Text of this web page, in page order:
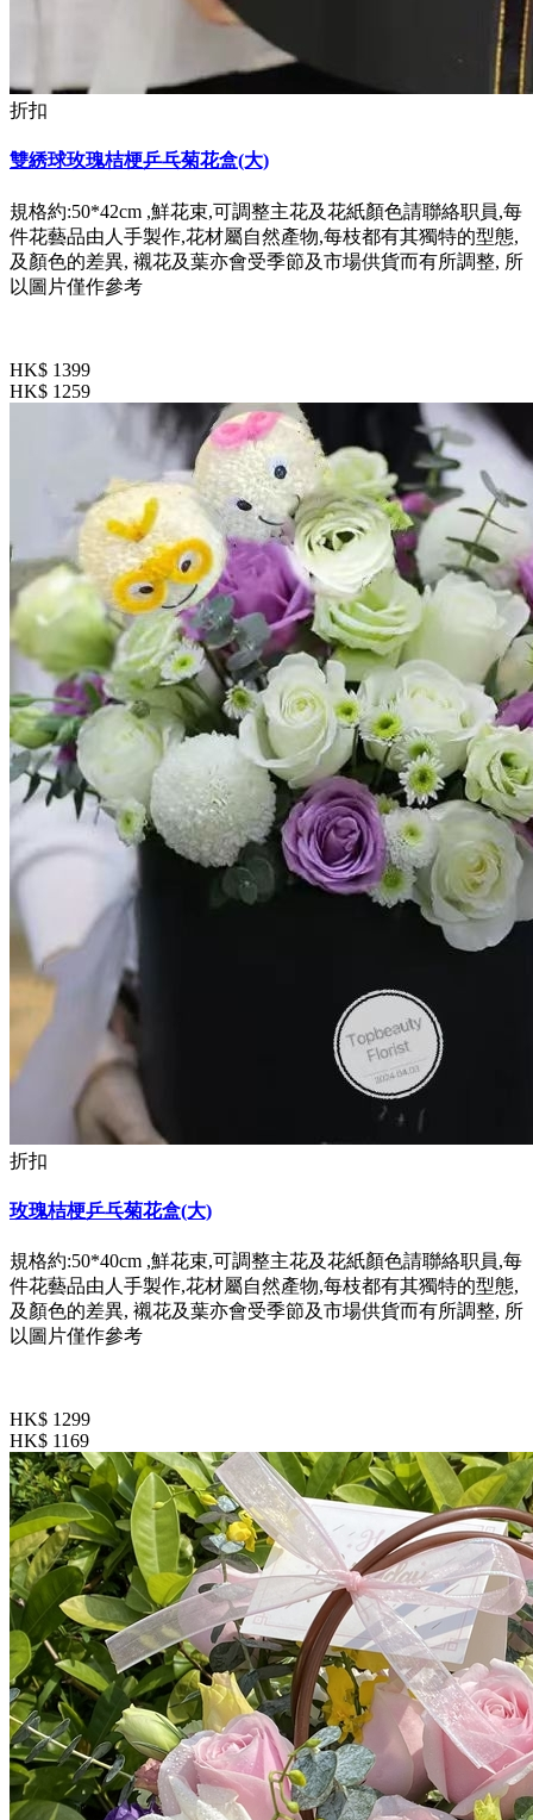
折扣
雙綉球玫瑰桔梗乒乓菊花盒(大)
規格約:50*42cm ,鮮花束,可調整主花及花紙顏色請聯絡职員,每
件花藝品由人手製作,花材屬自然產物,每枝都有其獨特的型態,
及顏色的差異, 襯花及葉亦會受季節及市場供貨而有所調整, 所
以圖片僅作參考
HK$ 1399
HK$ 1259
折扣
玫瑰桔梗乒乓菊花盒(大)
規格約:50*40cm ,鮮花束,可調整主花及花紙顏色請聯絡职員,每
件花藝品由人手製作,花材屬自然產物,每枝都有其獨特的型態,
及顏色的差異, 襯花及葉亦會受季節及市場供貨而有所調整, 所
以圖片僅作參考
HK$ 1299
HK$ 1169